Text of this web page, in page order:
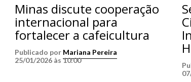
Minas discute cooperação
internacional para
fortalecer a cafeicultura
Publicado por Mariana Pereira
25/01/2026 às 10:00